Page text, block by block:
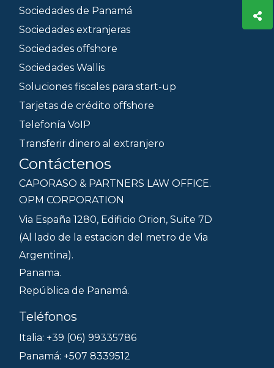
Sociedades de Panamá
Sociedades extranjeras
Sociedades offshore
Sociedades Wallis
Soluciones fiscales para start-up
Tarjetas de crédito offshore
Telefonía VoIP
Transferir dinero al extranjero
Contáctenos
CAPORASO & PARTNERS LAW OFFICE.
OPM CORPORATION
Via España 1280, Edificio Orion, Suite 7D
(Al lado de la estacion del metro de Via
Argentina).
Panama.
República de Panamá.
Teléfonos
Italia: +39 (06) 99335786
Panamá: +507 8339512